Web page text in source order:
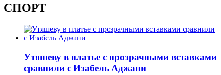
СПОРТ
Утяшеву в платье с прозрачными вставками
сравнили с Изабель Аджани